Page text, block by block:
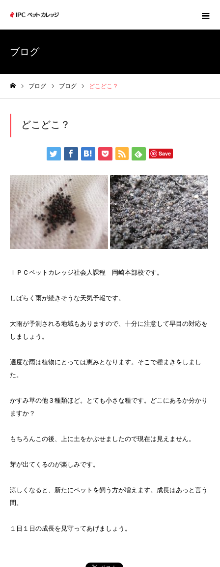
ブログ
ブログ ブログ どこどこ？
どこどこ？
Save
ＩＰＣペットカレッジ社会人課程 岡崎本部校です。
しばらく雨が続きそうな天気予報です。
大雨が予測される地域もありますので、十分に注意して早目の対応を
しましょう。
適度な雨は植物にとっては恵みとなります。そこで種まきをしまし
た。
かすみ草の他３種類ほど。とても小さな種です。どこにあるか分かり
ますか？
もちろんこの後、上に土をかぶせましたので現在は見えません。
芽が出てくるのが楽しみです。
涼しくなると、新たにペットを飼う方が増えます。成長はあっと言う
間。
１日１日の成長を見守ってあげましょう。